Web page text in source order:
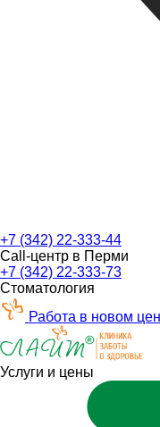
+7 (342) 22-333-44
Call-центр в Перми
+7 (342) 22-333-73
Стоматология
Работа в новом
Услуги и цены